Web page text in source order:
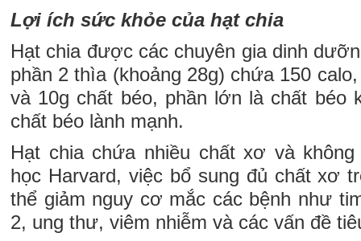
Lợi ích sức khỏe của hạt chia
Hạt chia được các chuyên gia dinh
phần 2 thìa (khoảng 28g) chứa 150
và 10g chất béo, phần lớn là chất béo
chất béo lành mạnh.
Hạt chia chứa nhiều chất xơ và
học Harvard, việc bổ sung đủ chất xơ
thể giảm nguy cơ mắc các bệnh như
2, ung thư, viêm nhiễm và các vấn đề